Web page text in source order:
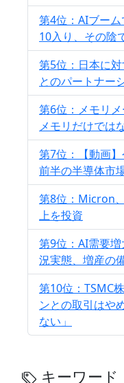
第4位：AIブー
10入り、その陰
第5位：日本に
とのパートナー
第6位：メモリメ
メモリだけでは
第7位：【動画
前半の半導体市
第8位：Micron
上を投資
第9位：AI需要
況実態、増産の
第10位：TSMC
ンとの取引はや
ない」
キーワード